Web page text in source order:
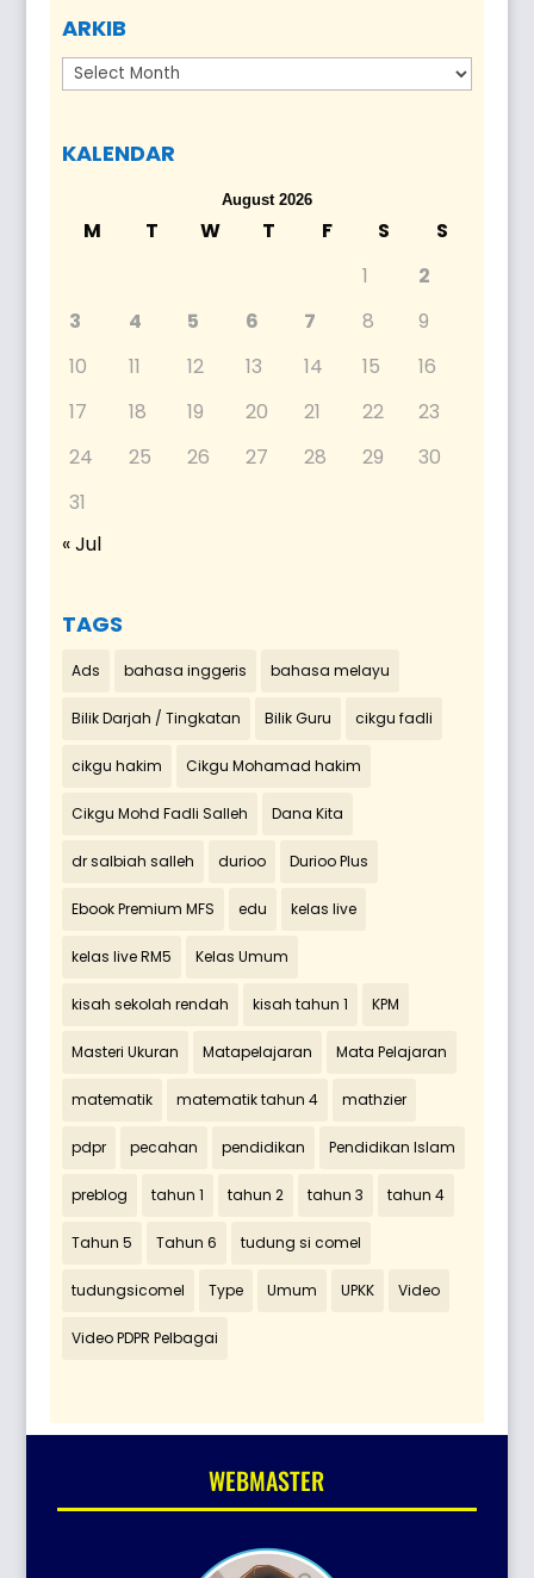
ARKIB
Arkib
KALENDAR
August 2026
M T W T F S
S
1
2
3
4 5 6 7 8
9
10
11 12 13 14 15
16
17
18 19 20 21 22
23
24
25 26 27 28 29
30
31
« Jul
TAGS
Ads bahasa inggeris bahasa melayu
Bilik Darjah / Tingkatan Bilik Guru cikgu fadli
cikgu hakim Cikgu Mohamad hakim
Cikgu Mohd Fadli Salleh Dana Kita
dr salbiah salleh durioo Durioo Plus
Ebook Premium MFS edu kelas live
kelas live RM5 Kelas Umum
kisah sekolah rendah kisah tahun 1 KPM
Masteri Ukuran Matapelajaran Mata Pelajaran
matematik matematik tahun 4 mathzier
pdpr pecahan pendidikan Pendidikan Islam
preblog tahun 1 tahun 2 tahun 3 tahun 4
Tahun 5 Tahun 6 tudung si comel
tudungsicomel Type Umum UPKK Video
Video PDPR Pelbagai
WEBMASTER